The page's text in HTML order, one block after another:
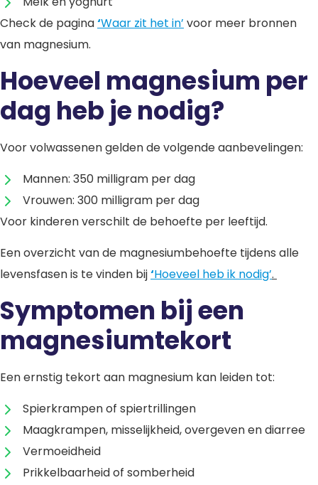
Check de pagina‘Waar zit het in’ voor meer bronnen
van magnesium.
Hoeveel magnesium per
dag heb je nodig?
Voor volwassenen gelden de volgende aanbevelingen:
Mannen: 350 milligram per dag
Vrouwen: 300 milligram per dag
Voor kinderen verschilt de behoefte per leeftijd.
Een overzicht van de magnesiumbehoefte tijdens alle
levensfasen is te vinden bij‘Hoeveel heb ik nodig’.
Symptomen bij een
magnesiumtekort
Een ernstig tekort aan magnesium kan leiden tot:
Spierkrampen of spiertrillingen
Maagkrampen, misselijkheid, overgeven en diarree
Vermoeidheid
Prikkelbaarheid of somberheid